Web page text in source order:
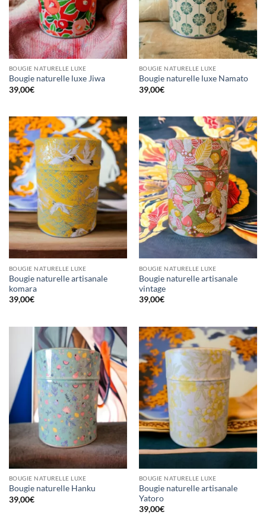
BOUGIE NATURELLE LUXE
Bougie naturelle luxe Jiwa
39,00€
BOUGIE NATURELLE LUXE
Bougie naturelle luxe Namato
39,00€
BOUGIE NATURELLE LUXE
Bougie naturelle artisanale
komara
39,00€
BOUGIE NATURELLE LUXE
Bougie naturelle artisanale
vintage
39,00€
BOUGIE NATURELLE LUXE
Bougie naturelle Hanku
39,00€
BOUGIE NATURELLE LUXE
Bougie naturelle artisanale
Yatoro
39,00€